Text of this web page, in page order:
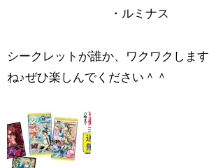
・ルミナス
シークレットが誰か、ワクワクします
ね♪ぜひ楽しんでください＾＾